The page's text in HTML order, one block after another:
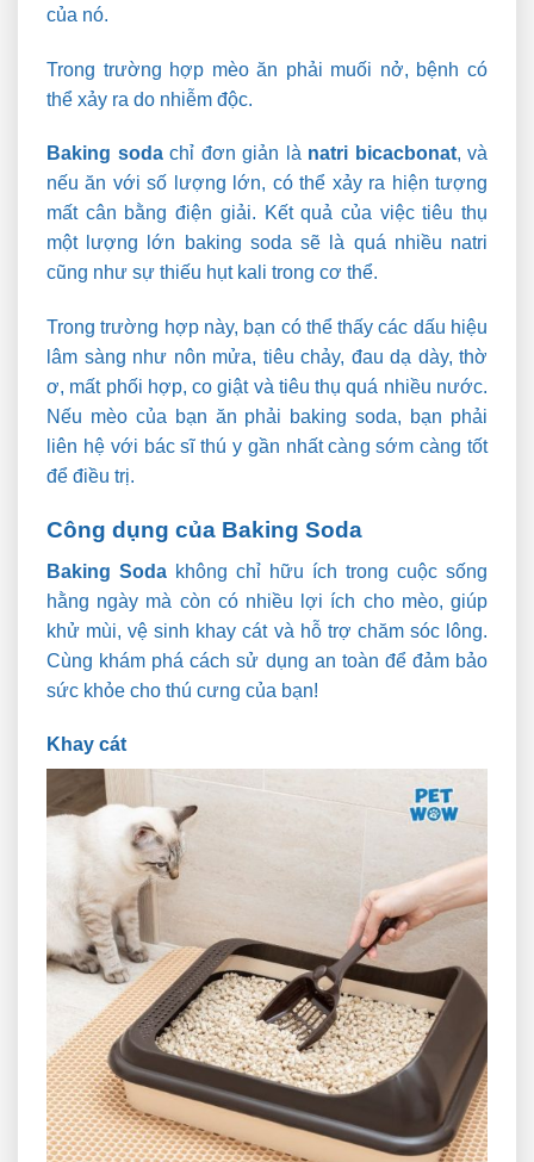
của nó.
Trong trường hợp mèo ăn phải muối nở, bệnh có
thể xảy ra do nhiễm độc.
Baking sodachỉ đơn giản là natri bicacbonat, và
nếu ăn với số lượng lớn, có thể xảy ra hiện tượng
mất cân bằng điện giải. Kết quả của việc tiêu thụ
một lượng lớn baking soda sẽ là quá nhiều natri
cũng như sự thiếu hụt kali trong cơ thể.
Trong trường hợp này, bạn có thể thấy các dấu hiệu
lâm sàng như nôn mửa, tiêu chảy, đau dạ dày, thờ
ơ, mất phối hợp, co giật và tiêu thụ quá nhiều nước.
Nếu mèo của bạn ăn phải baking soda, bạn phải
liên hệ với bác sĩ thú y gần nhất càng sớm càng tốt
để điều trị.
Công dụng của Baking Soda
Baking Soda không chỉ hữu ích trong cuộc sống
hằng ngày mà còn có nhiều lợi ích cho mèo, giúp
khử mùi, vệ sinh khay cát và hỗ trợ chăm sóc lông.
Cùng khám phá cách sử dụng an toàn để đảm bảo
sức khỏe cho thú cưng của bạn!
Khay cát